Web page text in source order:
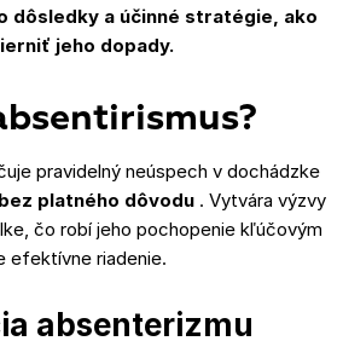
dôsledky a účinné stratégie, ako
jeho dopady.
pravidelný neúspech v dochádzke
bez platného dôvodu . Vytvára výzvy
čo robí jeho pochopenie kľúčovým
efektívne riadenie.
absenterizmu